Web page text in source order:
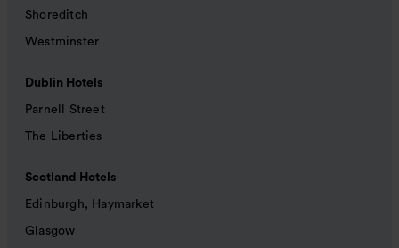
Shoreditch
Westminster
Dublin Hotels
Parnell Street
The Liberties
Scotland Hotels
Edinburgh, Haymarket
Glasgow